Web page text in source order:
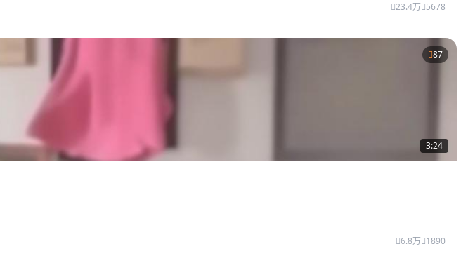
23.4万 5678
87
3:24
6.8万 1890